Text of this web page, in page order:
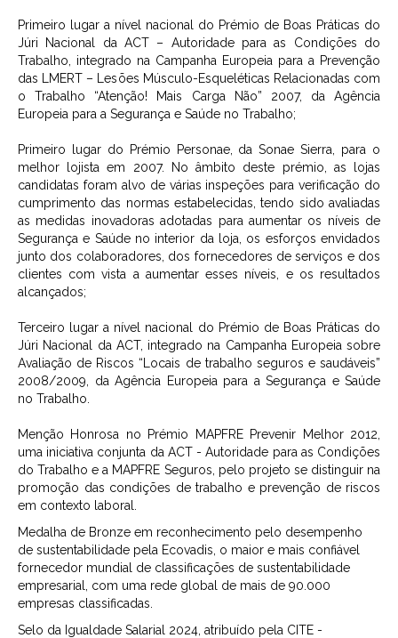
Primeiro lugar a nível nacional do Prémio de Boas Práticas do
Júri Nacional da ACT – Autoridade para as Condições do
Trabalho, integrado na Campanha Europeia para a Prevenção
das LMERT – Lesões Músculo-Esqueléticas Relacionadas com
o Trabalho “Atenção! Mais Carga Não” 2007, da Agência
Europeia para a Segurança e Saúde no Trabalho;
Primeiro lugar do Prémio Personae, da Sonae Sierra, para o
melhor lojista em 2007. No âmbito deste prémio, as lojas
candidatas foram alvo de várias inspeções para verificação do
cumprimento das normas estabelecidas, tendo sido avaliadas
as medidas inovadoras adotadas para aumentar os níveis de
Segurança e Saúde no interior da loja, os esforços envidados
junto dos colaboradores, dos fornecedores de serviços e dos
clientes com vista a aumentar esses níveis, e os resultados
alcançados;
Terceiro lugar a nível nacional do Prémio de Boas Práticas do
Júri Nacional da ACT, integrado na Campanha Europeia sobre
Avaliação de Riscos “Locais de trabalho seguros e saudáveis”
2008/2009, da Agência Europeia para a Segurança e Saúde
no Trabalho.
Menção Honrosa no Prémio MAPFRE Prevenir Melhor 2012,
uma iniciativa conjunta da ACT - Autoridade para as Condições
do Trabalho e a MAPFRE Seguros, pelo projeto se distinguir na
promoção das condições de trabalho e prevenção de riscos
em contexto laboral.
Medalha de Bronze em reconhecimento pelo desempenho
de sustentabilidade pela Ecovadis, o maior e mais confiável
fornecedor mundial de classificações de sustentabilidade
empresarial, com uma rede global de mais de 90.000
empresas classificadas.
Selo da Igualdade Salarial 2024, atribuído pela CITE -